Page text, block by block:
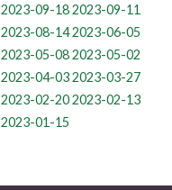
2023-09-182023-09-11
2023-08-142023-06-05
2023-05-082023-05-02
2023-04-032023-03-27
2023-02-202023-02-13
2023-01-15